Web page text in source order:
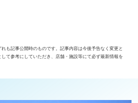
も記事公開時のものです。記事内容は今後予告なく変更と
て参考にしていただき、店舗・施設等にて必ず最新情報を